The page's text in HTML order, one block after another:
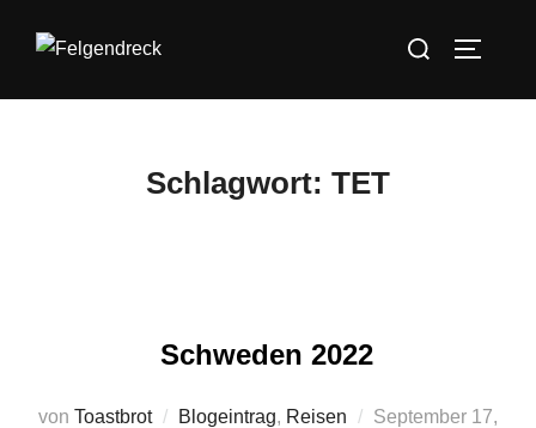
Inhalt
Suchen
Schlagwort: TET
Schweden 2022
von Toastbrot Blogeintrag, Reisen
Veröffentlicht
September 17,